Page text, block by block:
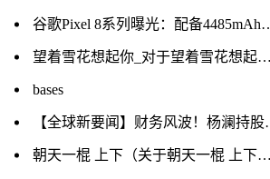
谷歌Pixel 8系列曝光：配备
望着雪花想起你_对于望着雪花想起你简单介绍 前沿热点
bases
【全球新要闻】
朝天一棍 上下（关于朝天一棍 上下介绍） 当前资讯